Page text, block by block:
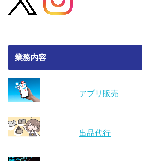
業務内容
アプリ販売
出品代行